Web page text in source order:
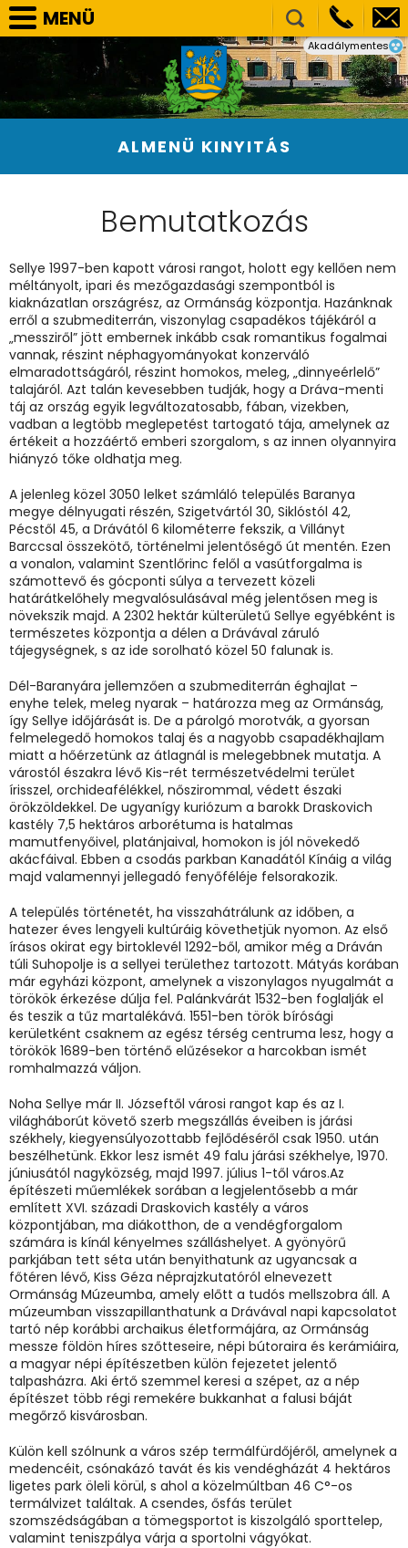
Akadálymentes
MENÜ
SELLYE VÁROS ÖNKORMÁNYZAT
TÁRSULÁSOK
NEMZETISÉGI ÖNKORMÁNYZATOK
KÖZÉRDEKŰ ADATOK
E-ÜGYINTÉZÉS
KÉPGALÉRIA
ALMENÜ KINYITÁS
Bemutatkozás
Sellye 1997-ben kapott városi rangot, holott egy kellően nem
méltányolt, ipari és mezőgazdasági szempontból is
kiaknázatlan országrész, az Ormánság központja. Hazánknak
erről a szubmediterrán, viszonylag csapadékos tájékáról a
„messziről” jött embernek inkább csak romantikus fogalmai
vannak, részint néphagyományokat konzerváló
elmaradottságáról, részint homokos, meleg, „dinnyeérlelő”
talajáról. Azt talán kevesebben tudják, hogy a Dráva-menti
táj az ország egyik legváltozatosabb, fában, vizekben,
vadban a legtöbb meglepetést tartogató tája, amelynek az
értékeit a hozzáértő emberi szorgalom, s az innen olyannyira
hiányzó tőke oldhatja meg.
A jelenleg közel 3050 lelket számláló település Baranya
megye délnyugati részén, Szigetvártól 30, Siklóstól 42,
Pécstől 45, a Drávától 6 kilométerre fekszik, a Villányt
Barccsal összekötő, történelmi jelentőségő út mentén. Ezen
a vonalon, valamint Szentlőrinc felől a vasútforgalma is
számottevő és gócponti súlya a tervezett közeli
határátkelőhely megvalósulásával még jelentősen meg is
növekszik majd. A 2302 hektár külterületű Sellye egyébként is
természetes központja a délen a Drávával záruló
tájegységnek, s az ide sorolható közel 50 falunak is.
Dél-Baranyára jellemzően a szubmediterrán éghajlat –
enyhe telek, meleg nyarak – határozza meg az Ormánság,
így Sellye időjárását is. De a párolgó morotvák, a gyorsan
felmelegedő homokos talaj és a nagyobb csapadékhajlam
miatt a hőérzetünk az átlagnál is melegebbnek mutatja. A
várostól északra lévő Kis-rét természetvédelmi terület
írisszel, orchideafélékkel, nőszirommal, védett északi
örökzöldekkel. De ugyanígy kuriózum a barokk Draskovich
kastély 7,5 hektáros arborétuma is hatalmas
mamutfenyőivel, platánjaival, homokon is jól növekedő
akácfáival. Ebben a csodás parkban Kanadától Kínáig a világ
majd valamennyi jellegadó fenyőféléje felsorakozik.
A település történetét, ha visszahátrálunk az időben, a
hatezer éves lengyeli kultúráig követhetjük nyomon. Az első
írásos okirat egy birtoklevél 1292-ből, amikor még a Dráván
túli Suhopolje is a sellyei területhez tartozott. Mátyás korában
már egyházi központ, amelynek a viszonylagos nyugalmát a
törökök érkezése dúlja fel. Palánkvárát 1532-ben foglalják el
és teszik a tűz martalékává. 1551-ben török bírósági
kerületként csaknem az egész térség centruma lesz, hogy a
törökök 1689-ben történő elűzésekor a harcokban ismét
romhalmazzá váljon.
Noha Sellye már II. Józseftől városi rangot kap és az I.
világháborút követő szerb megszállás éveiben is járási
székhely, kiegyensúlyozottabb fejlődéséről csak 1950. után
beszélhetünk. Ekkor lesz ismét 49 falu járási székhelye, 1970.
júniusától nagyközség, majd 1997. július 1-től város.Az
építészeti műemlékek sorában a legjelentősebb a már
említett XVI. századi Draskovich kastély a város
központjában, ma diákotthon, de a vendégforgalom
számára is kínál kényelmes szálláshelyet. A gyönyörű
parkjában tett séta után benyithatunk az ugyancsak a
főtéren lévő, Kiss Géza néprajzkutatóról elnevezett
Ormánság Múzeumba, amely előtt a tudós mellszobra áll. A
múzeumban visszapillanthatunk a Drávával napi kapcsolatot
tartó nép korábbi archaikus életformájára, az Ormánság
messze földön híres szőtteseire, népi bútoraira és kerámiáira,
a magyar népi építészetben külön fejezetet jelentő
talpasházra. Aki értő szemmel keresi a szépet, az a nép
építészet több régi remekére bukkanhat a falusi báját
megőrző kisvárosban.
Külön kell szólnunk a város szép termálfürdőjéről, amelynek a
medencéit, csónakázó tavát és kis vendégházát 4 hektáros
ligetes park öleli körül, s ahol a közelmúltban 46 C°-os
termálvizet találtak. A csendes, ősfás terület
szomszédságában a tömegsportot is kiszolgáló sporttelep,
valamint teniszpálya várja a sportolni vágyókat.